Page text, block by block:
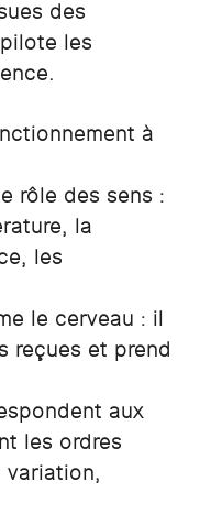
des
les
à
rôle des sens :
la
les
le cerveau : il
reçues et prend
aux
les ordres
variation,